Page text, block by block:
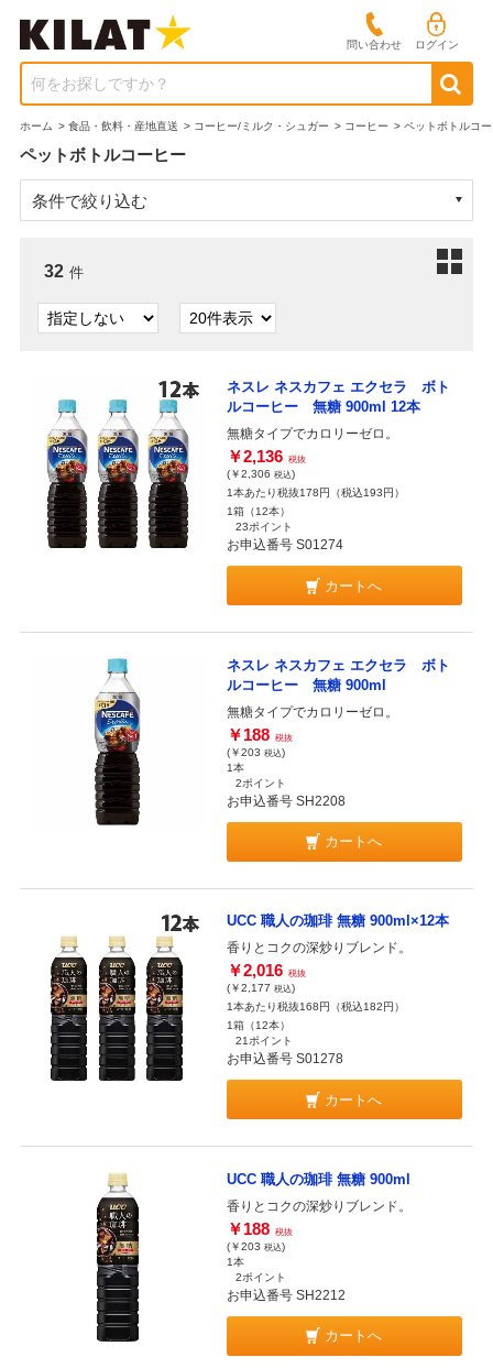
問い合わせ ログイン
何をお探しですか？
ホーム > 食品・飲料・産地直送 > コーヒー/ミルク・シュガー > コーヒー > ペットボトルコ
ペットボトルコーヒー
条件で絞り込む
32 件
ネスレ ネスカフェ エクセラ ボト
ルコーヒー 無糖 900ml 12本
無糖タイプでカロリーゼロ。
￥2,136 税抜
(￥2,306 税込)
1本あたり税抜178円（税込193円）
1箱（12本）
23ポイント
お申込番号 S01274
カートへ
ネスレ ネスカフェ エクセラ ボト
ルコーヒー 無糖 900ml
無糖タイプでカロリーゼロ。
￥188 税抜
(￥203 税込)
1本
2ポイント
お申込番号 SH2208
カートへ
UCC 職人の珈琲 無糖 900ml×12本
香りとコクの深炒りブレンド。
￥2,016 税抜
(￥2,177 税込)
1本あたり税抜168円（税込182円）
1箱（12本）
21ポイント
お申込番号 S01278
カートへ
UCC 職人の珈琲 無糖 900ml
香りとコクの深炒りブレンド。
￥188 税抜
(￥203 税込)
1本
2ポイント
お申込番号 SH2212
カートへ